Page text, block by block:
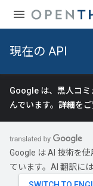
現在の API
Google は、黒人コミ
んでいます。 詳細をご
Google は AI 技術を
ています。AI 翻訳に